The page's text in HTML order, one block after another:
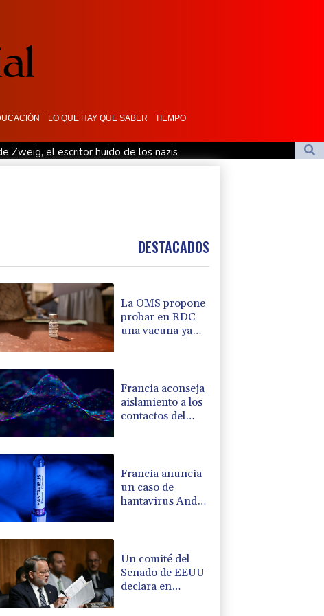
LO QUE HAY QUE SABER TIEMPO
Zweig, el escritor huido de los nazis
Colombia
fiscal general de EEUU
DESTACADOS
La OMS propone
probar en RDC
una vacuna ya
Francia aconseja
aislamiento a los
contactos del
Francia anuncia
un caso de
hantavirus Andes
Un comité del
Senado de EEUU
declara en